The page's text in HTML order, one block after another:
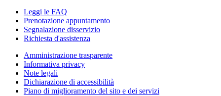
Leggi le FAQ
Prenotazione appuntamento
Segnalazione disservizio
Richiesta d'assistenza
Amministrazione trasparente
Informativa privacy
Note legali
Dichiarazione di accessibilità
Piano di miglioramento del sito e dei servizi